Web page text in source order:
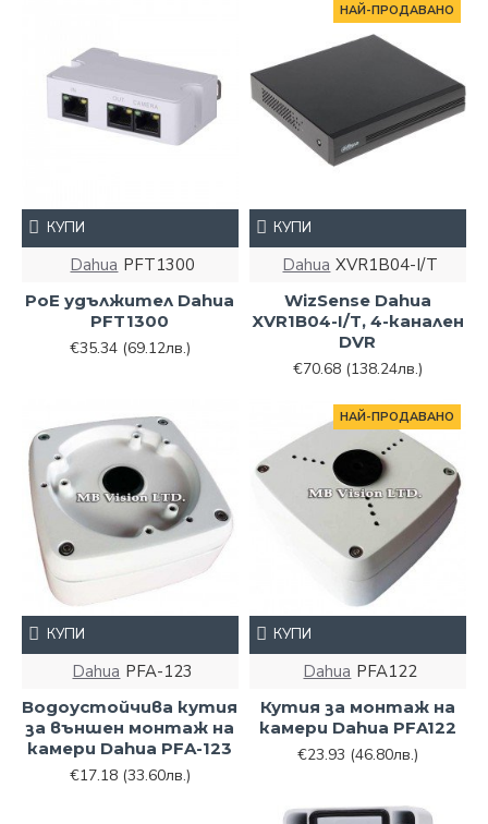
Dahua PFT1300
PoE удължител Dahua
PFT1300
€35.34 (69.12лв.)
КУПИ
НАЙ-ПРОДАВАНО
Dahua XVR1B04-I/T
WizSense Dahua
XVR1B04-I/T, 4-канален
DVR
€70.68 (138.24лв.)
КУПИ
Dahua PFA-123
Водоустойчива кутия
за външен монтаж на
камери Dahua PFA-123
€17.18 (33.60лв.)
КУПИ
НАЙ-ПРОДАВАНО
Dahua PFA122
Кутия за монтаж на
камери Dahua PFA122
€23.93 (46.80лв.)
КУПИ